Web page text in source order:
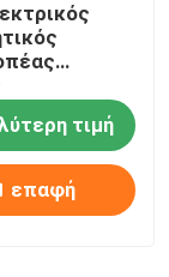
τιμή
επαφή